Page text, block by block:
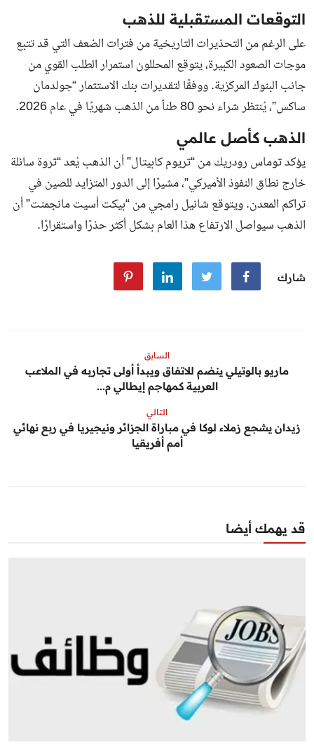
التوقعات المستقبلية للذهب
على الرغم من التحذيرات التاريخية من فترات الضعف التي قد تتبع
موجات الصعود الكبيرة، يتوقع المحللون استمرار الطلب القوي من
جانب البنوك المركزية. ووفقًا لتقديرات بنك الاستثمار “جولدمان
ساكس”، يُنتظر شراء نحو 80 طناً من الذهب شهريًا في عام 2026.
الذهب كأصل عالمي
يؤكد توماس رودريك من “تريوم كابيتال” أن الذهب يُعد “ثروة سائلة
خارج نطاق النفوذ الأميركي”، مشيرًا إلى الدور المتزايد للصين في
تراكم المعدن. ويتوقع شانيل رامجي من “بيكت أسيت مانجمنت” أن
الذهب سيواصل الارتفاع هذا العام بشكل أكثر حذرًا واستقرارًا.
شارك
السابق
ماريو بالوتيلي ينضم للاتفاق ويبدأ أولى تجاربه في الملاعب
العربية كمهاجم إيطالي م...
التالي
زيدان يشجع زملاء لوكا في مباراة الجزائر ونيجيريا في ربع نهائي
أمم أفريقيا
قد يهمك أيضا